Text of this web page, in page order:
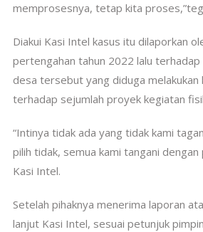
memprosesnya, tetap kita
Diakui Kasi Intel kasus itu dilaporkan
pertengahan tahun 2022 lalu terhadap
desa tersebut yang diduga melakukan
terhadap sejumlah proyek kegiatan
“Intinya tidak ada yang tidak kami
pilih tidak, semua kami tangani dengan
Kasi Intel.
Setelah pihaknya menerima laporan
lanjut Kasi Intel, sesuai petunjuk